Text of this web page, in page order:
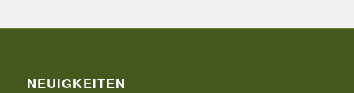
NEUIGKEITEN